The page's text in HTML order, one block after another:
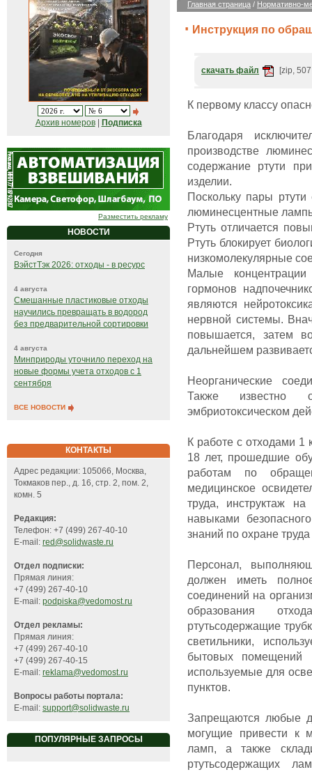
Архив номеров| Подписка
Разместить рекламу
НОВОСТИ
Сегодня
ВэйстТэк 2026: отходы - в ресурс
4 августа
Смешанные пластиковые отходы
научились превращать в водород
без предварительной сортировки
4 августа
Минприроды уточнило переход на
новые формы учета отходов с 1
сентября
ВСЕ НОВОСТИ
КОНТАКТЫ
Адрес редакции: 105066, Москва,
Токмаков пер., д. 16, стр. 2, пом. 2,
комн. 5
Редакция:
Телефон: +7 (499) 267-40-10
E-mail: red@solidwaste.ru
Отдел подписки:
Прямая линия:
+7 (499) 267-40-10
E-mail: podpiska@vedomost.ru
Отдел рекламы:
Прямая линия:
+7 (499) 267-40-10
+7 (499) 267-40-15
E-mail: reklama@vedomost.ru
Вопросы работы портала:
E-mail: support@solidwaste.ru
ПОПУЛЯРНЫЕ ЗАПРОСЫ
Главная страница / Нормативно-
Инструкция по
скачать файл [zip,
К первому классу
Благодаря
производстве
содержание ртути
изделии.
Поскольку пары
люминесцентные
Ртуть отличается
Ртуть блокирует
низкомолекулярные
Малые
гормонов
являются
нервной системы.
повышается, затем
дальнейшем
Неорганические
Также известно о
эмбриотоксическом
К работе с отходами 1
18 лет, прошедшие
работам по
медицинское
труда, инструктаж
навыками
знаний по охране
Персонал,
должен иметь
соединений на
образования
ртутьсодержащие
светильники,
бытовых помещений
используемые для
пунктов.
Запрещаются любые
могущие привести к
ламп, а также
ртутьсодержащих